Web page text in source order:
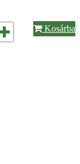
Kosárba